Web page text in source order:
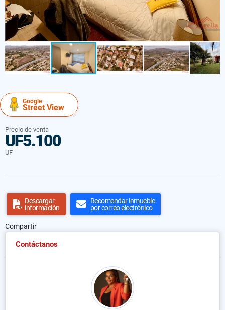
Google
Street View
Precio de venta
UF5.100
UF
Descargar
información
Recomendar inmueble
por correo electrónico
Compartir
Contáctanos